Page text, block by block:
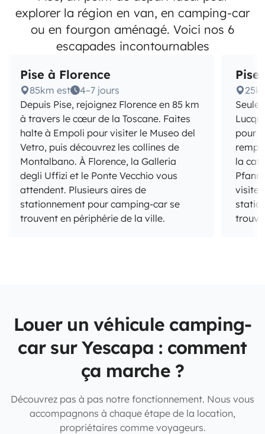
explorer la région en van, en camping-car
ou en fourgon aménagé. Voici nos 6
escapades incontournables
Pise à Florence
85km est
4–7 jours
Depuis Pise, rejoignez Florence en 85 km
à travers le cœur de la Toscane. Faites
halte à Empoli pour visiter le Museo del
Vetro, puis découvrez les collines de
Montalbano. À Florence, la Galleria
degli Uffizi et le Ponte Vecchio vous
attendent. Plusieurs aires de
stationnement pour camping-car se
trouvent en périphérie de la ville.
Pise
pour
la
visite.
Louer un véhicule camping-
car sur Yescapa : comment
ça marche ?
Découvrez pas à pas notre fonctionnement. Nous vous
accompagnons à chaque étape de la location,
propriétaires comme voyageurs.